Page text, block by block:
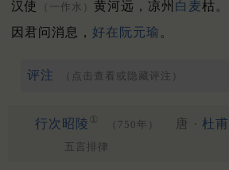
汉使 （一作水） 黄河远，凉州 白麦枯。
因君问消息， 好在 阮元瑜 。
评注 （点击查看或隐藏评注）
行次昭陵 ① （750年） 唐 · 杜甫
五言排律